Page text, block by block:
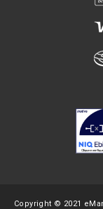
Copyright © 2021